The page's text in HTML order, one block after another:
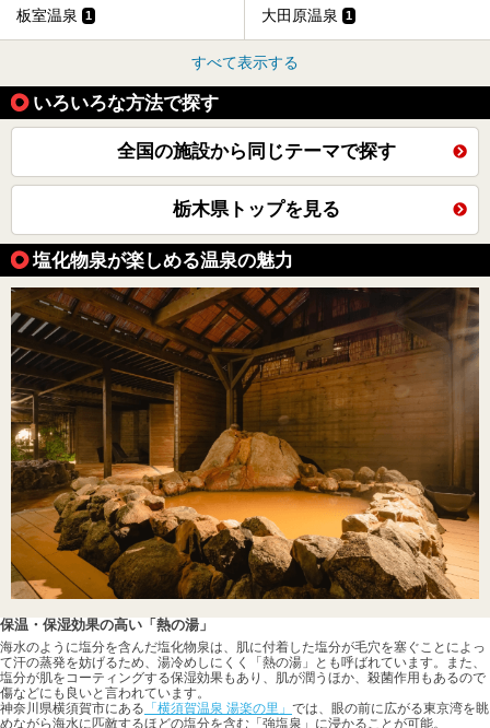
板室温泉 1 大田原温泉 1
すべて表示する
いろいろな方法で探す
全国の施設から同じテーマで探す
栃木県トップを見る
塩化物泉が楽しめる温泉の魅力
保温・保湿効果の高い「熱の湯」
海水のように塩分を含んだ塩化物泉は、肌に付着した塩分が毛穴を塞ぐことによっ
て汗の蒸発を妨げるため、湯冷めしにくく「熱の湯」とも呼ばれています。また、
塩分が肌をコーティングする保湿効果もあり、肌が潤うほか、殺菌作用もあるので
傷などにも良いと言われています。
神奈川県横須賀市にある 「横須賀温泉 湯楽の里」 では、眼の前に広がる東京湾を眺
めながら海水に匹敵するほどの塩分を含む「強塩泉」に浸かることが可能。